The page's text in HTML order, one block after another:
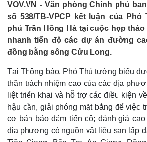
VOV.VN - Văn phòng Chính phủ
số 538/TB-VPCP kết luận của Phó
phủ Trần Hồng Hà tại cuộc họp
nhanh tiến độ các dự án đường
đồng bằng sông Cửu Long.
Tại Thông báo, Phó Thủ tướng biểu
thần trách nhiệm cao của các địa
liệt triển khai và hỗ trợ các điều kiện
hậu cần, giải phóng mặt bằng để việc
cơ bản bảo đảm tiến độ; đánh giá
địa phương có nguồn vật liệu san lấp